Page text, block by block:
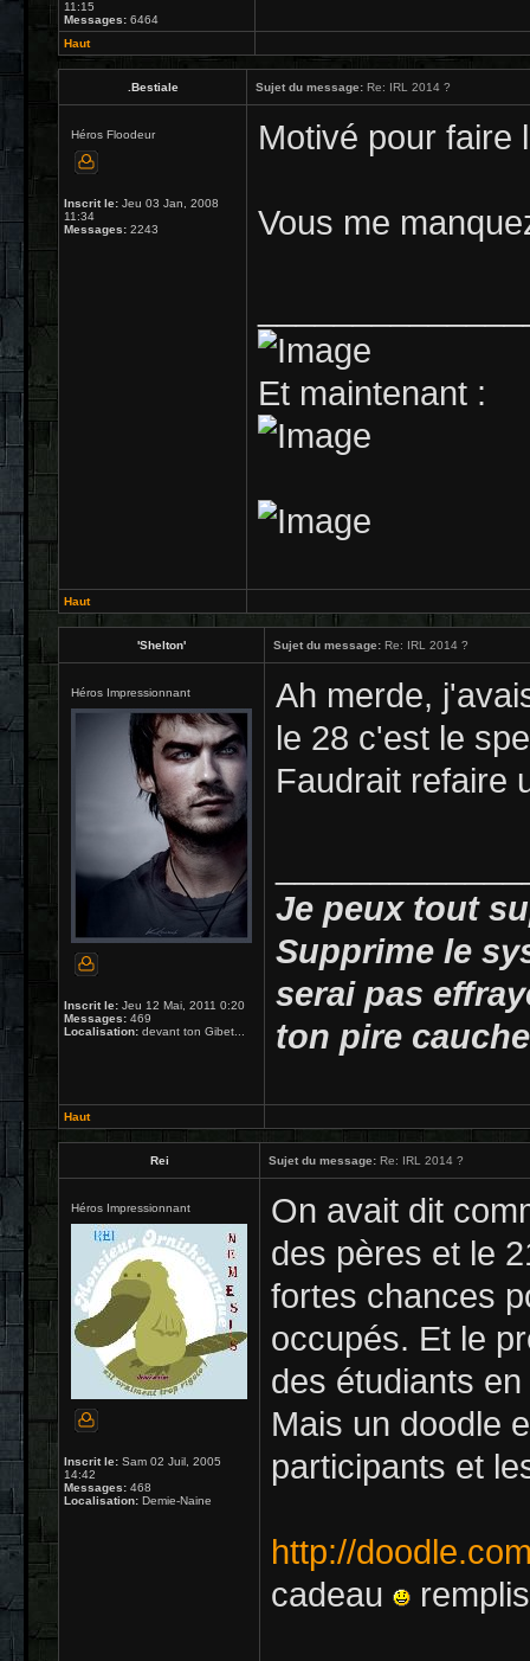
11:15
Messages: 6464
Haut
.Bestiale Sujet du message: Re: IRL 2014 ?
Héros Floodeur
Inscrit le: Jeu 03 Jan, 2008
11:34
Messages: 2243
Motivé pour
Vous me
Et maintenant :
Haut
'Shelton' Sujet du message: Re: IRL 2014 ?
Héros Impressionnant
Inscrit le: Jeu 12 Mai, 2011 0:20
Messages: 469
Localisation: devant ton Gibet...
Ah merde,
le 28 c'est le
Faudrait refaire
Je peux tout
Supprime le
serai pas
ton pire
Haut
Rei Sujet du message: Re: IRL 2014 ?
Héros Impressionnant
Inscrit le: Sam 02 Juil, 2005
14:42
Messages: 468
Localisation: Demie-Naine
On avait dit
des pères et le
fortes chances
occupés. Et le
des étudiants
Mais un doodle
participants et
http://
cadeau